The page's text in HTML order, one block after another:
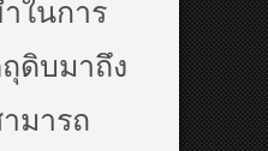
ในการ
ดิบมาถึง
มารถ